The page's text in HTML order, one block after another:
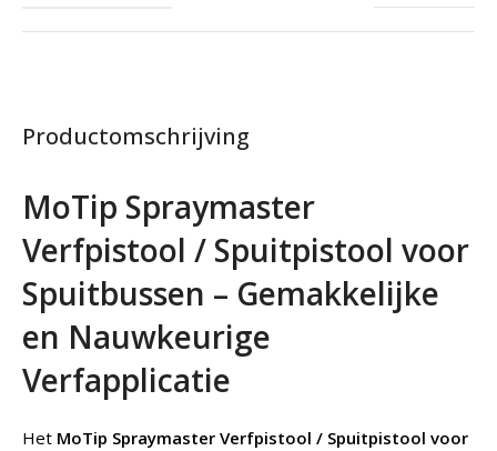
Productomschrijving
MoTip Spraymaster
Verfpistool / Spuitpistool voor
Spuitbussen – Gemakkelijke
en Nauwkeurige
Verfapplicatie
Het MoTip Spraymaster Verfpistool / Spuitpistool voor